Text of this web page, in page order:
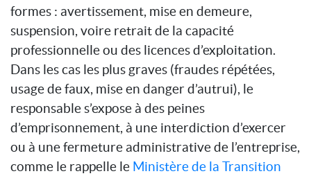
formes : avertissement, mise en demeure,
suspension, voire retrait de la capacité
professionnelle ou des licences d’exploitation.
Dans les cas les plus graves (fraudes répétées,
usage de faux, mise en danger d’autrui), le
responsable s’expose à des peines
d’emprisonnement, à une interdiction d’exercer
ou à une fermeture administrative de l’entreprise,
comme le rappelle le Ministère de la Transition